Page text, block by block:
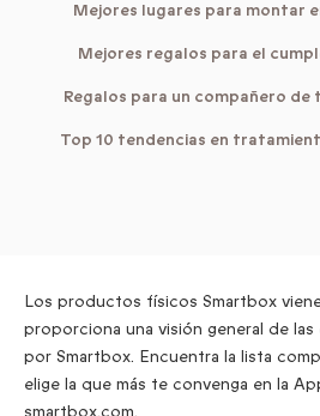
Mejores lugares para montar
Mejores regalos para el
Regalos para un compañero de
Top 10 tendencias en
Los productos físicos Smartbox
proporciona una visión general de
por Smartbox. Encuentra la lista
elige la que más te convenga en la